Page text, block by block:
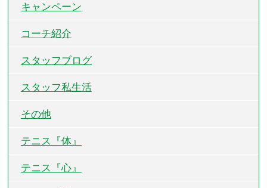
キャンペーン
コーチ紹介
スタッフブログ
スタッフ私生活
その他
テニス『体』
テニス『心』